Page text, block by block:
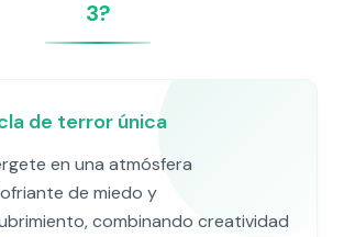
3?
de terror única
en una atmósfera
de miedo y
combinando creatividad